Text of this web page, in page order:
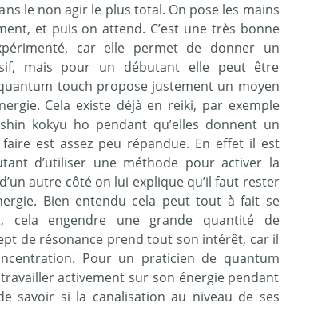
le non agir le plus total. On pose les mains
et puis on attend. C’est une très bonne
car elle permet de donner un
mais pour un débutant elle peut être
touch propose justement un moyen
Cela existe déjà en reiki, par exemple
kokyu ho pendant qu’elles donnent un
est assez peu répandue. En effet il est
d’utiliser une méthode pour activer la
autre côté on lui explique qu’il faut rester
Bien entendu cela peut tout à fait se
cela engendre une grande quantité de
de résonance prend tout son intérêt, car il
Pour un praticien de quantum
activement sur son énergie pendant
savoir si la canalisation au niveau de ses